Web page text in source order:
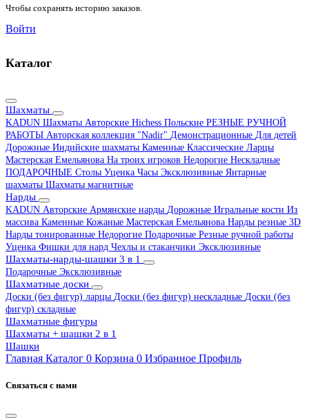
Чтобы сохранять историю заказов.
Войти
Каталог
Шахматы
KADUN Шахматы Авторские Hichess Польские РЕЗНЫЕ РУЧНОЙ
РАБОТЫ Авторская коллекция "Nadir" Демонстрационные Для детей
Дорожные Индийские шахматы Каменные Классические Ларцы
Мастерская Емельянова На троих игроков Недорогие Нескладные
ПОДАРОЧНЫЕ Столы Уценка Часы Эксклюзивные Янтарные
шахматы Шахматы магнитные
Нарды
KADUN Авторские Армянские нарды Дорожные Игральные кости Из
массива Каменные Кожаные Мастерская Емельянова Нарды резные 3D
Нарды тонированные Недорогие Подарочные Резные ручной работы
Уценка Фишки для нард Чехлы и стаканчики Эксклюзивные
Шахматы-нарды-шашки 3 в 1
Подарочные Эксклюзивные
Шахматные доски
Доски (без фигур) ларцы Доски (без фигур) нескладные Доски (без
фигур) складные
Шахматные фигуры
Шахматы + шашки 2 в 1
Шашки
Главная Каталог 0 Корзина 0 Избранное Профиль
Связаться с нами